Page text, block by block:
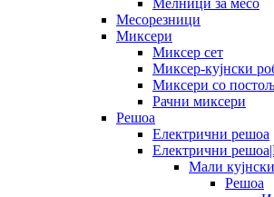
Месорезници
Миксери
Миксер сет
Миксер-кујнски
Миксери со
Рачни миксери
Решоа
Електрични решоа
Електрични
Мали
Решоа